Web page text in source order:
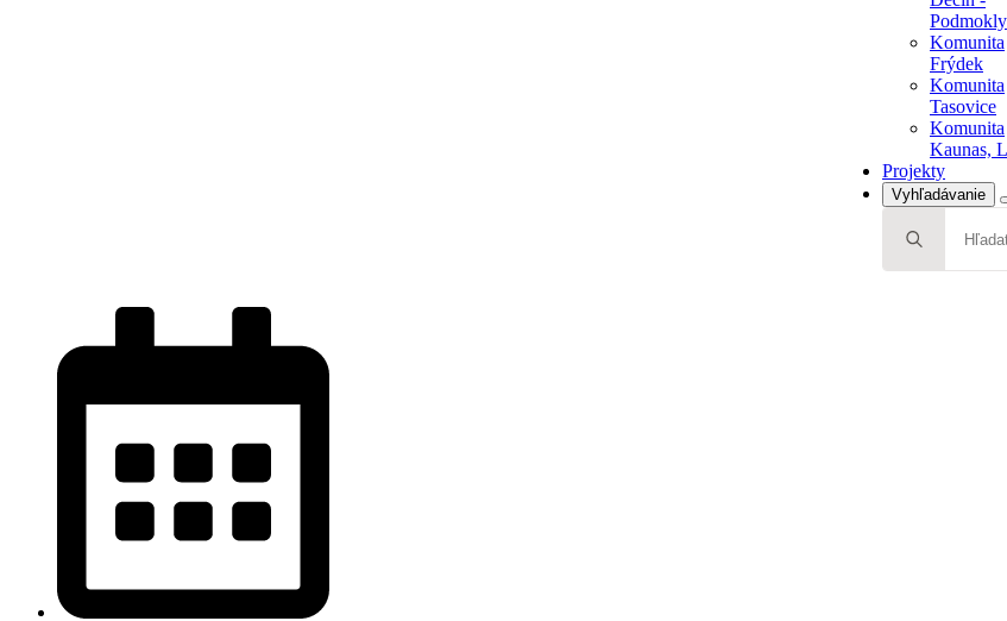
Podmokly
Komunita
Frýdek
Komunita
Tasovice
Komunita
Kaunas,
Projekty
Vyhľadávanie
for:
Komunita
Kaunas,
Projekty